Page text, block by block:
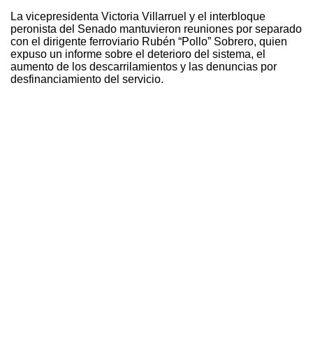
La vicepresidenta Victoria Villarruel y el interbloque
peronista del Senado mantuvieron reuniones por separado
con el dirigente ferroviario Rubén “Pollo” Sobrero, quien
expuso un informe sobre el deterioro del sistema, el
aumento de los descarrilamientos y las denuncias por
desfinanciamiento del servicio.